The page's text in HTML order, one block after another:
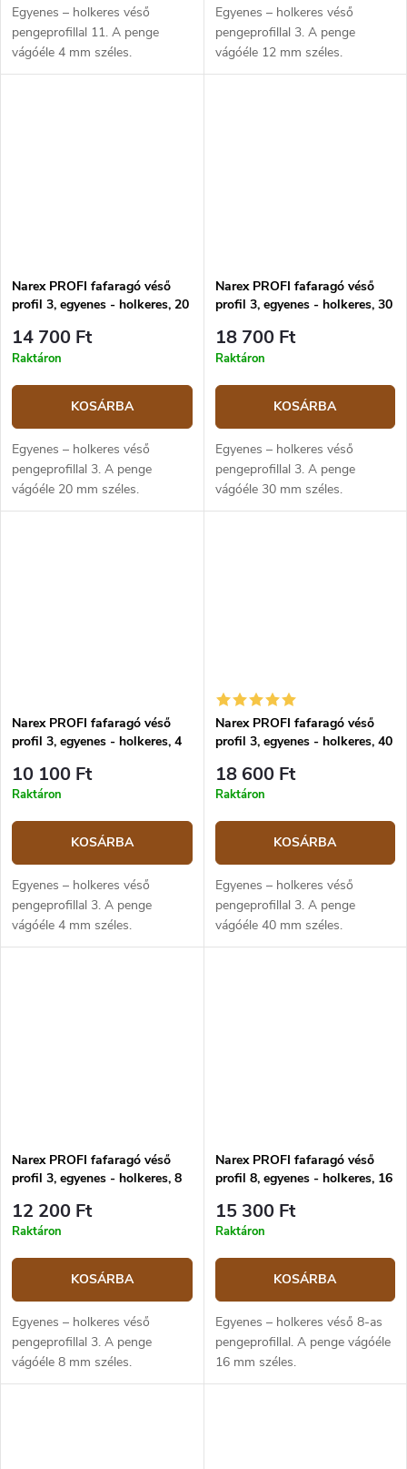
Egyenes – holkeres véső
pengeprofillal 11. A penge
vágóéle 4 mm széles.
Egyenes – holkeres véső
pengeprofillal 3. A penge
vágóéle 12 mm széles.
Narex PROFI fafaragó véső
profil 3, egyenes - holkeres, 20
14 700 Ft
Raktáron
KOSÁRBA
Egyenes – holkeres véső
pengeprofillal 3. A penge
vágóéle 20 mm széles.
Narex PROFI fafaragó véső
profil 3, egyenes - holkeres, 30
18 700 Ft
Raktáron
KOSÁRBA
Egyenes – holkeres véső
pengeprofillal 3. A penge
vágóéle 30 mm széles.
Narex PROFI fafaragó véső
profil 3, egyenes - holkeres, 4
10 100 Ft
Raktáron
KOSÁRBA
Egyenes – holkeres véső
pengeprofillal 3. A penge
vágóéle 4 mm széles.
Narex PROFI fafaragó véső
profil 3, egyenes - holkeres, 40
18 600 Ft
Raktáron
KOSÁRBA
Egyenes – holkeres véső
pengeprofillal 3. A penge
vágóéle 40 mm széles.
Narex PROFI fafaragó véső
profil 3, egyenes - holkeres, 8
12 200 Ft
Raktáron
KOSÁRBA
Egyenes – holkeres véső
pengeprofillal 3. A penge
vágóéle 8 mm széles.
Narex PROFI fafaragó véső
profil 8, egyenes - holkeres, 16
15 300 Ft
Raktáron
KOSÁRBA
Egyenes – holkeres véső 8-as
pengeprofillal. A penge vágóéle
16 mm széles.